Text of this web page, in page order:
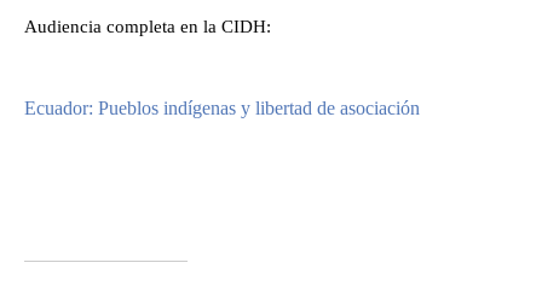
Audiencia completa en la CIDH:
Ecuador: Pueblos indígenas y libertad de asociación